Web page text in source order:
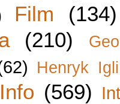
Film
(134)
(210)
Henryk
Info (569)